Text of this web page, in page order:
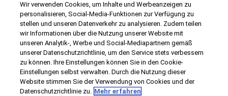
Impressum
1995 -2026 Brother Internationale Industriemaschinen GmbH All Rights
Reserved.
Wir verwenden Cookies, um Inhalte und Werbeanzeigen zu
personalisieren, Social-Media-Funktionen zur Verfügung zu
stellen und unseren Datenverkehr zu analysieren. Zudem teilen
wir Informationen über die Nutzung unserer Website mit
unseren Analytik-, Werbe und Social-Mediapartnern gemäß
unserer Datenschutzrichtlinie, um den Service stets verbessern
zu können. Ihre Einstellungen können Sie in den Cookie-
Einstellungen selbst verwalten. Durch die Nutzung dieser
Website stimmen Sie der Verwendung von Cookies und der
Datenschutzrichtlinie zu. Mehr erfahren